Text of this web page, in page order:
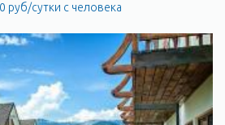
руб/сутки с человека